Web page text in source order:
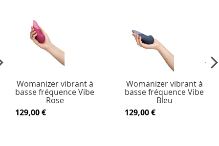
Womanizer vibrant à
basse fréquence Vibe
Rose
129,00 €
Womanizer vibrant à
basse fréquence Vibe
Bleu
129,00 €